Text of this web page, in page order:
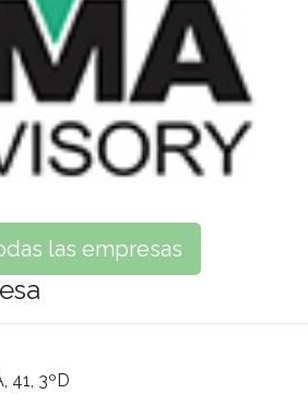
las empresas
41, 3ºD